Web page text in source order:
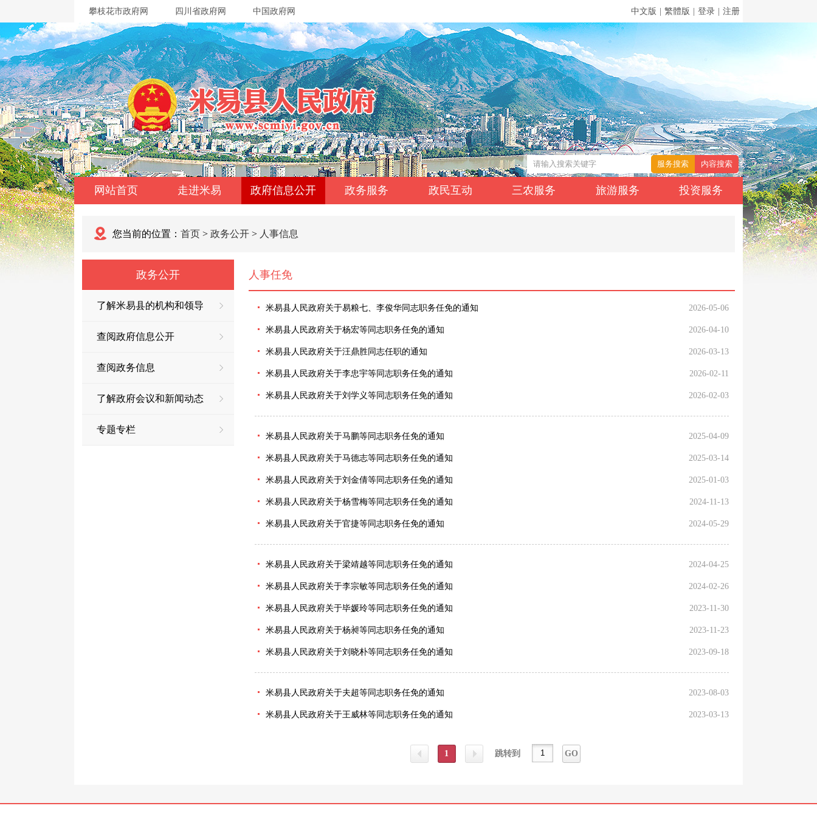
攀枝花市政府网 四川省政府网 中国政府网 中文版 繁體版 登录 注册
网站首页 走进米易 政府信息公开 政务服务 政民互动 三农服务 旅游服务 投资服务
您当前的位置： 首页 > 政务公开 > 人事信息
政务公开
了解米易县的机构和领导
查阅政府信息公开
查阅政务信息
了解政府会议和新闻动态
专题专栏
人事任免
米易县人民政府关于易粮七、李俊华同志职务任免的通知 2026-05-06
米易县人民政府关于杨宏等同志职务任免的通知 2026-04-10
米易县人民政府关于汪鼎胜同志任职的通知 2026-03-13
米易县人民政府关于李忠宇等同志职务任免的通知 2026-02-11
米易县人民政府关于刘学义等同志职务任免的通知 2026-02-03
米易县人民政府关于马鹏等同志职务任免的通知 2025-04-09
米易县人民政府关于马德志等同志职务任免的通知 2025-03-14
米易县人民政府关于刘金倩等同志职务任免的通知 2025-01-03
米易县人民政府关于杨雪梅等同志职务任免的通知 2024-11-13
米易县人民政府关于官捷等同志职务任免的通知 2024-05-29
米易县人民政府关于梁靖越等同志职务任免的通知 2024-04-25
米易县人民政府关于李宗敏等同志职务任免的通知 2024-02-26
米易县人民政府关于毕媛玲等同志职务任免的通知 2023-11-30
米易县人民政府关于杨昶等同志职务任免的通知 2023-11-23
米易县人民政府关于刘晓朴等同志职务任免的通知 2023-09-18
米易县人民政府关于夫超等同志职务任免的通知 2023-08-03
米易县人民政府关于王威林等同志职务任免的通知 2023-03-13
1 跳转到 GO